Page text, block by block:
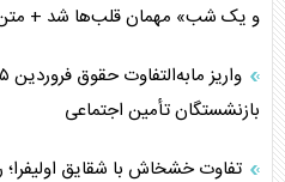
و یک شب» مهمان قلب‌ها شد +
بازنشستگان تأمین اجتماعی
تفاوت خشخاش با شقایق اولیفرا؛